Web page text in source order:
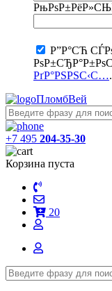
Р”Р°СЋ
РґР°РЅРЅС‹С….
ПломбВей
+7 495 204-35-30
Корзина пуста
20